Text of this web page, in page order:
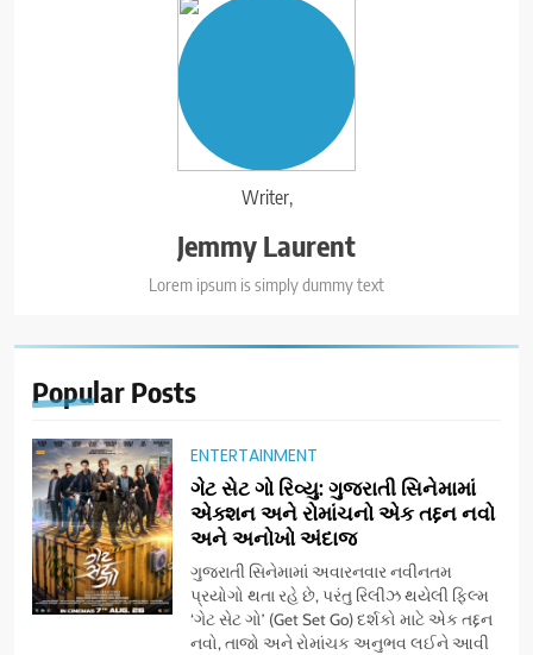
Writer,
Jemmy Laurent
Lorem ipsum is simply dummy text
Popular Posts
ENTERTAINMENT
ગેટ સેટ ગો રિવ્યુ: ગુજરાતી સિનેમામાં
એક્શન અને રોમાંચનો એક તદ્દન નવો
અને અનોખો અંદાજ
ગુજરાતી સિનેમામાં અવારનવાર નવીનતમ
પ્રયોગો થતા રહે છે, પરંતુ રિલીઝ થયેલી ફિલ્મ
‘ગેટ સેટ ગો’ (Get Set Go) દર્શકો માટે એક તદ્દન
નવો, તાજો અને રોમાંચક અનુભવ લઈને આવી
5
ડો. મિતાલી નાગ (આર્ક ઇવેન્ટ્સ)
દ્વારા કિશોર કુમારની જન્મજયંતિ
નિમિત્તે સંગીતમય શ્રદ્ધાંજલિ
AHMEDABAD